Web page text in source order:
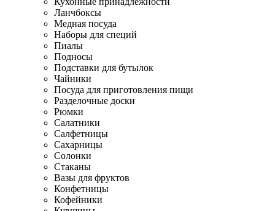
Ланчбоксы
Медная посуда
Наборы для специй
Пиалы
Подносы
Подставки для бутылок
Чайники
Посуда для приготовления пищи
Разделочные доски
Рюмки
Салатники
Салфетницы
Сахарницы
Солонки
Стаканы
Вазы для фруктов
Конфетницы
Кофейники